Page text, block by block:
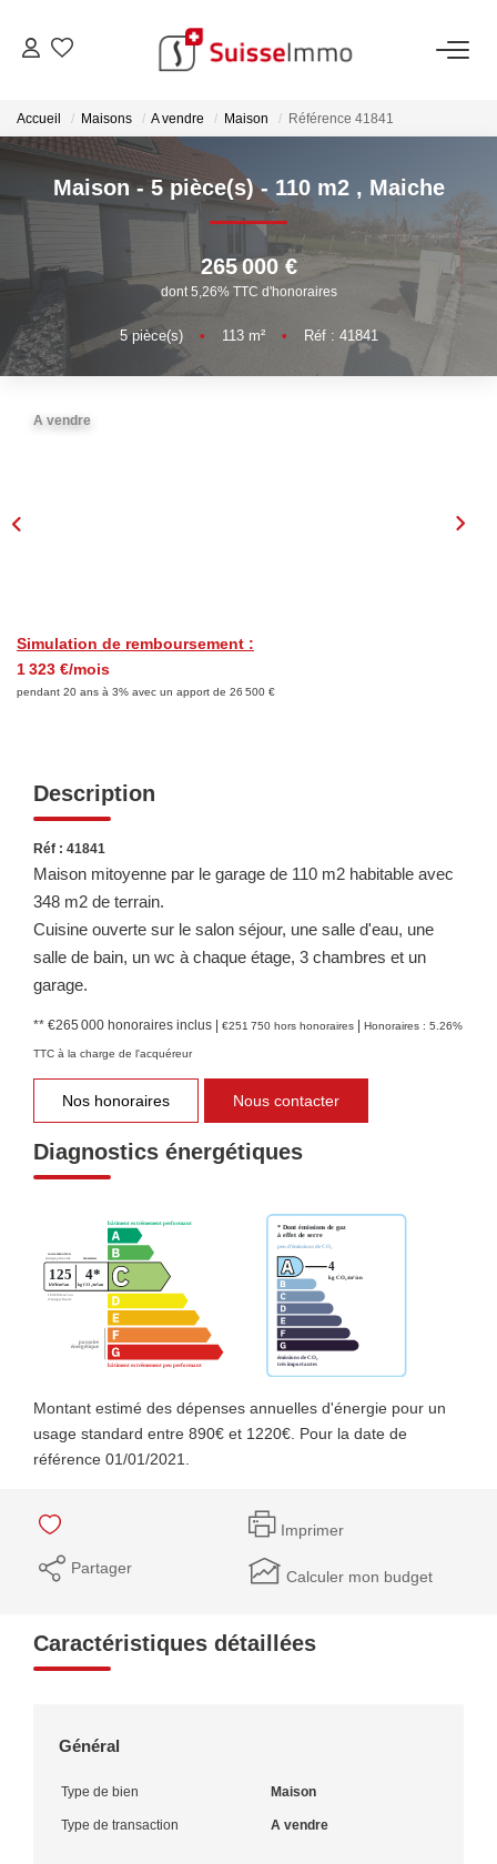
ACHETER
Découvrez Nos Biens À La Vente
Découvrez Nos Programmes Neufs
Confiez-Nous La Recherche De Votre Bien À L'achat
Découvrez Nos Biens En Location
Confiez-Nous La Recherche De Votre Location
Le Réseau Suisse Immo
Nos Agents
NOUS REJOINDRE
Accueil Maisons A vendre Maison Référence 41841
Maison - 5 pièce(s) - 110 m2 , Maiche
265 000 €
dont 5,26% TTC d'honoraires
5pièce(s) • 113m² • Réf : 41841
A vendre
Simulation de remboursement :
1 323 €/mois
pendant 20 ans à 3% avec un apport de 26 500 €
Description
Réf : 41841
Maison mitoyenne par le garage de 110 m2 habitable avec
348 m2 de terrain.
Cuisine ouverte sur le salon séjour, une salle d'eau, une
salle de bain, un wc à chaque étage, 3 chambres et un
garage.
** €265 000 honoraires inclus | €251 750 hors honoraires | Honoraires : 5.26%
TTC à la charge de l'acquéreur
Nos honoraires Nous contacter
Diagnostics énergétiques
Montant estimé des dépenses annuelles d'énergie pour un
usage standard entre 890€ et 1220€. Pour la date de
référence 01/01/2021.
Imprimer
Partager Calculer mon budget
Caractéristiques détaillées
Général
Type de bien Maison
Type de transaction A vendre